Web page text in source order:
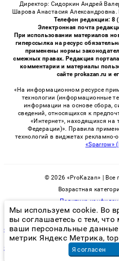
Директор: Сидоркин Андрей
Шарова Анастасия Александровна.
Телефон редакции: 8
Электронная почта
При использовании материалов
гиперссылка на ресурс
применены нормы
смежных правах. Редакция портала
комментарии и материалы
сайте prokazan.ru и
«На информационном ресурсе
технологии (информационные
информации на основе сбора,
сведений, относящихся к
«Интернет», находящихся на
Федерации)». Правила
технологий в виджетах рекламно-
«Sparrow»
© 2026 «ProKazan» |
Возрастная
Политика
самая эффективная ловушка для
японская химическая завивка волос
Мы используем cookie. Во
вы соглашаетесь с тем,
ваши персональные
метрик Яндекс Метрика,
Я согласен